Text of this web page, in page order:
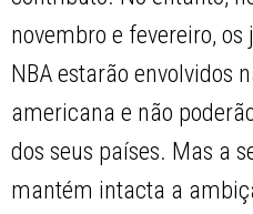
novembro e fevereiro,
NBA estarão envolvidos
americana e não
dos seus países. Mas a
mantém intacta a